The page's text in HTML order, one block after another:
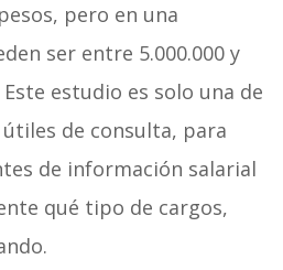
pero en una
ser entre 5.000.000 y
Este estudio es solo una de
de consulta, para
de información salarial
qué tipo de cargos,